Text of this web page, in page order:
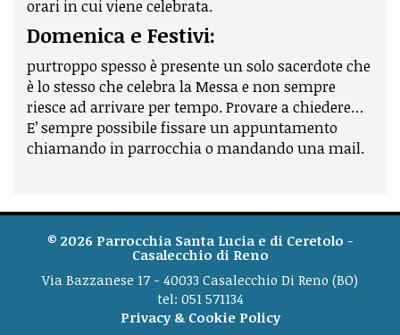
orari in cui viene celebrata.
Domenica e Festivi:
purtroppo spesso è presente un solo sacerdote che
è lo stesso che celebra la Messa e non sempre
riesce ad arrivare per tempo. Provare a chiedere…
E’ sempre possibile fissare un appuntamento
chiamando in parrocchia o mandando una mail.
© 2026 Parrocchia Santa Lucia e di Ceretolo -
Casalecchio di Reno
Via Bazzanese 17 - 40033 Casalecchio Di Reno (BO)
tel: 051 571134
Privacy & Cookie Policy